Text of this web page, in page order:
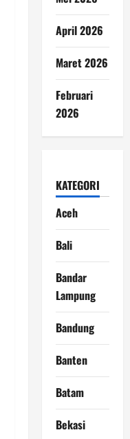
April 2026
Maret 2026
Februari
2026
KATEGORI
Aceh
Bali
Bandar
Lampung
Bandung
Banten
Batam
Bekasi